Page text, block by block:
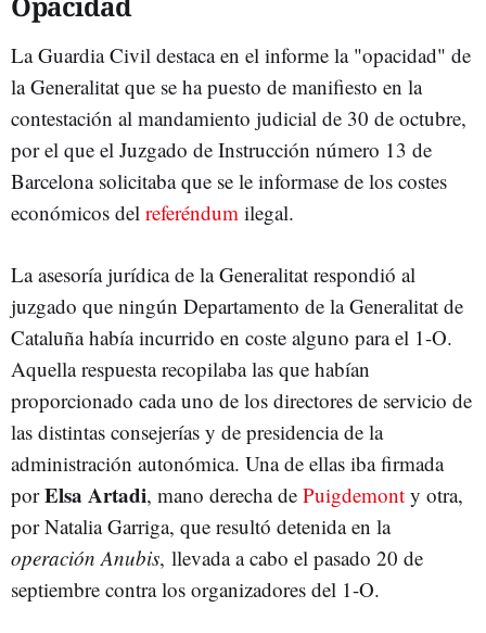
La Guardia Civil destaca en el informe la "opacidad" de
la Generalitat que se ha puesto de manifiesto en la
contestación al mandamiento judicial de 30 de octubre,
por el que el Juzgado de Instrucción número 13 de
Barcelona solicitaba que se le informase de los costes
económicos del referéndum ilegal.
La asesoría jurídica de la Generalitat respondió al
juzgado que ningún Departamento de la Generalitat de
Cataluña había incurrido en coste alguno para el 1-O.
Aquella respuesta recopilaba las que habían
proporcionado cada uno de los directores de servicio de
las distintas consejerías y de presidencia de la
administración autonómica. Una de ellas iba firmada
porElsa Artadi, mano derecha de Puigdemont y otra,
por Natalia Garriga, que resultó detenida en la
operación Anubis, llevada a cabo el pasado 20 de
septiembre contra los organizadores del 1-O.